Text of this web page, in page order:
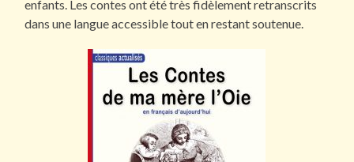
enfants. Les contes ont été très fidèlement retranscrits
dans une langue accessible tout en restant soutenue.